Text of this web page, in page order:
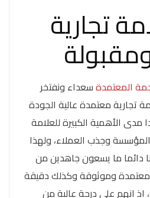
تجارية
المعتمدةسعداء ونفتخر
تجارية معتمدة عالية الجودة
مدى الأهمية الكبيرة للعلامة
وجذب العملاء، ولهذا
دائما ما يسعون جاهدين من
وموثوقة وكذلك دقيقة
اذ انهم على درجة عالية من